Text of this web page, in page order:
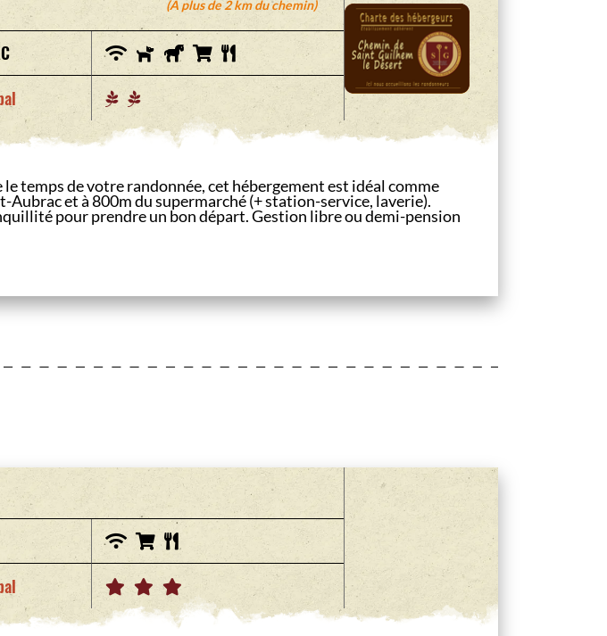
(À plus de 2 km du chemin)
temps de votre randonnée, cet hébergement est idéal comme
et à 800m du supermarché (+ station-service, laverie).
pour prendre un bon départ. Gestion libre ou demi-pension